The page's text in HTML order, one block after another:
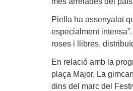
Piella ha assenyalat
especialment
roses i llibres,
En relació amb la
plaça Major. La
dins del marc del